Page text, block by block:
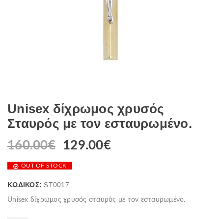
Unisex δίχρωμος χρυσός
Σταυρός με τον εσταυρωμένο.
160.00€
Original
was:
129.00€Η
OUT OF STOCK
ΚΩΔΙΚΌΣ: ST0017
Unisex δίχρωμος χρυσός σταυρός με τον εσταυρωμένο.